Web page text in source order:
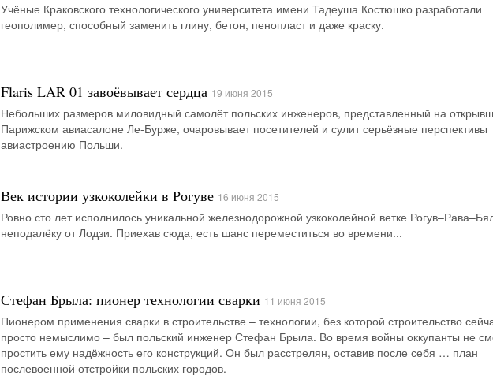
Учёные Краковского технологического университета имени Тадеуша Костюшко разработали
геополимер, способный заменить глину, бетон, пенопласт и даже краску.
Flaris LAR 01 завоёвывает сердца 19 июня 2015
Небольших размеров миловидный самолёт польских инженеров, представленный на
Парижском авиасалоне Ле-Бурже, очаровывает посетителей и сулит серьёзные перспективы
авиастроению Польши.
Век истории узкоколейки в Рогуве 16 июня 2015
Ровно сто лет исполнилось уникальной железнодорожной узкоколейной ветке
неподалёку от Лодзи. Приехав сюда, есть шанс переместиться во времени...
Стефан Брыла: пионер технологии сварки 11 июня 2015
Пионером применения сварки в строительстве – технологии, без которой строительство
просто немыслимо – был польский инженер Стефан Брыла. Во время войны оккупанты не
простить ему надёжность его конструкций. Он был расстрелян, оставив после себя … план
послевоенной отстройки польских городов.